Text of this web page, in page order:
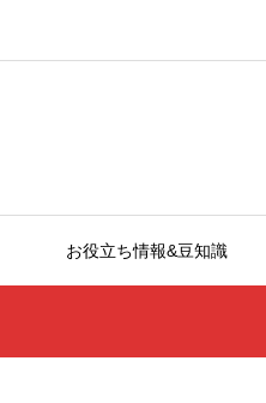
お役立ち情報&豆知識